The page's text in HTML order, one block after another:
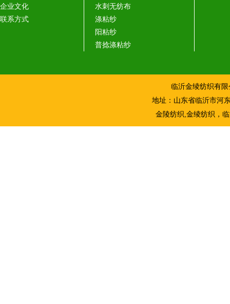
企业文化
联系方式
水刺无纺布
涤粘纱
阳粘纱
普捻涤粘纱
临沂金绫纺织有
地址：山东省临沂市河
金陵纺织 金绫纺织 ，